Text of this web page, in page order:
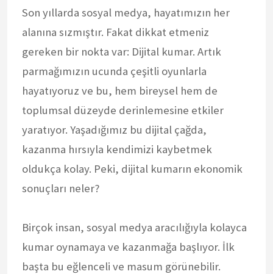
Son yıllarda sosyal medya, hayatımızın her
alanına sızmıştır. Fakat dikkat etmeniz
gereken bir nokta var: Dijital kumar. Artık
parmağımızın ucunda çeşitli oyunlarla
hayatıyoruz ve bu, hem bireysel hem de
toplumsal düzeyde derinlemesine etkiler
yaratıyor. Yaşadığımız bu dijital çağda,
kazanma hırsıyla kendimizi kaybetmek
oldukça kolay. Peki, dijital kumarın ekonomik
sonuçları neler?
Birçok insan, sosyal medya aracılığıyla kolayca
kumar oynamaya ve kazanmağa başlıyor. İlk
başta bu eğlenceli ve masum görünebilir.